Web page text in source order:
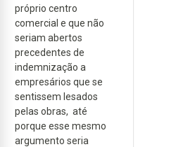
próprio centro
comercial e que não
seriam abertos
precedentes de
indemnização a
empresários que se
sentissem lesados
pelas obras, até
porque esse mesmo
argumento seria